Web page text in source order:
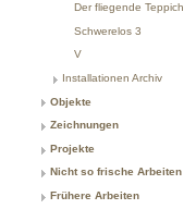
Der fliegende Teppich
Schwerelos 3
V
Installationen Archiv
Objekte
Zeichnungen
Projekte
Nicht so frische Arbeiten
Frühere Arbeiten